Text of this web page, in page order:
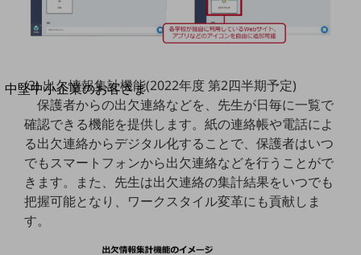
セミナー
開催・出展する各種セミナー、イベント情報をご紹介します
別ウィンドウで開きます
中堅中小企業のお客さま
NTTドコモビジネスウォッチ
ビジネスお役立ち情報
旬な話題やお役立ち資料などDXの課題を
解決するヒントをお届けする記事サイト
新着記事
お役立ち資料ダウンロード
トレンド記事特集
IT用語集
中堅中小企業向け
(3) 出欠情報集計機能(2022年度 第2四半期予定)
保護者からの出欠連絡などを、先生が日毎に一覧で
確認できる機能を提供します。紙の連絡帳や電話によ
る出欠連絡からデジタル化することで、保護者はいつ
でもスマートフォンから出欠連絡などを行うことがで
きます。また、先生は出欠連絡の集計結果をいつでも
把握可能となり、ワークスタイル変革にも貢献しま
す。